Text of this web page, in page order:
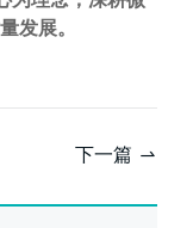
发展。
下一篇